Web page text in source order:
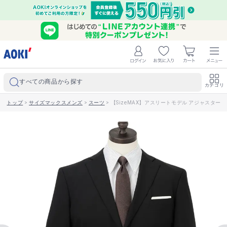
すべての商品から探す カテゴリ
トップ>サイズマックスメンズ > スーツ > 【SizeMAX】アスリートモデル アジャスター